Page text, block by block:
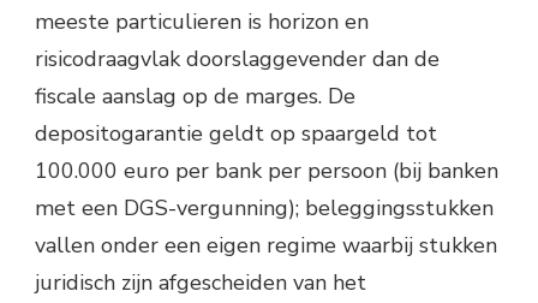
meeste particulieren is horizon en
risicodraagvlak doorslaggevender dan de
fiscale aanslag op de marges. De
depositogarantie geldt op spaargeld tot
100.000 euro per bank per persoon (bij banken
met een DGS-vergunning); beleggingsstukken
vallen onder een eigen regime waarbij stukken
juridisch zijn afgescheiden van het